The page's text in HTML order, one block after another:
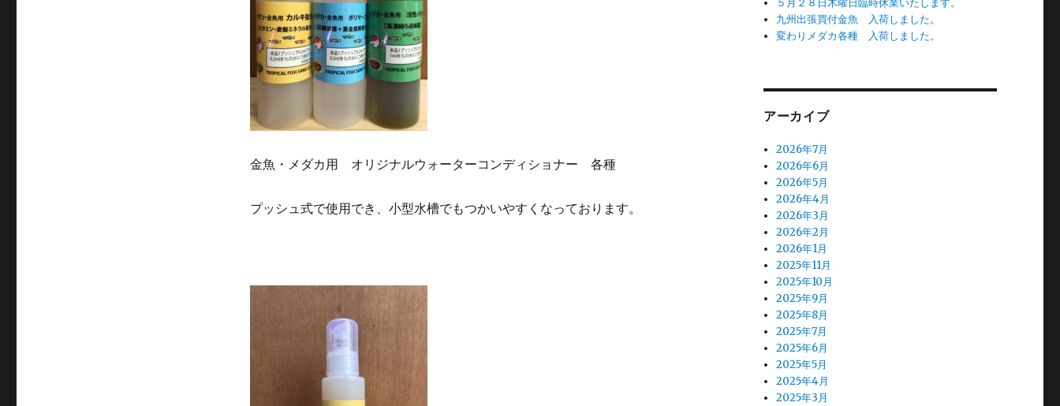
金魚・メダカ用 オリジナルウォーターコンディショナー 各種
プッシュ式で使用でき、小型水槽でもつかいやすくなっております。
５月２８日木曜日臨時休業いたします。
九州出張買付金魚 入荷しました。
変わりメダカ各種 入荷しました。
アーカイブ
2026年7月
2026年6月
2026年5月
2026年4月
2026年3月
2026年2月
2026年1月
2025年11月
2025年10月
2025年9月
2025年8月
2025年7月
2025年6月
2025年5月
2025年4月
2025年3月